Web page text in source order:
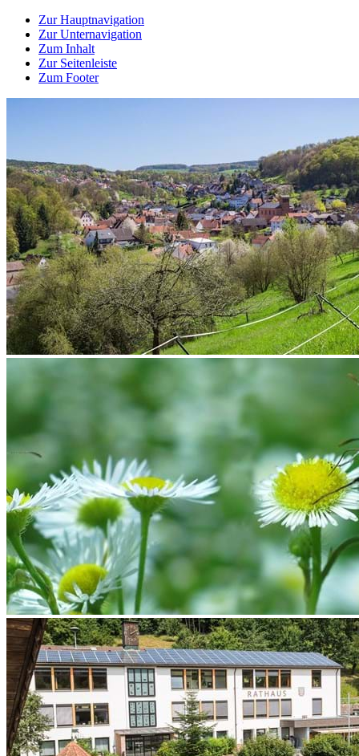
Zur Hauptnavigation
Zur Unternavigation
Zum Inhalt
Zur Seitenleiste
Zum Footer